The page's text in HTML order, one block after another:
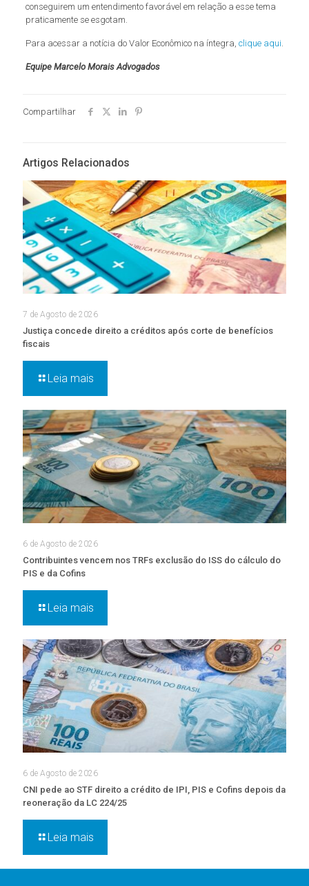
conseguirem um entendimento favorável em relação a esse tema
praticamente se esgotam.
Para acessar a notícia do Valor Econômico na íntegra, clique aqui
Equipe Marcelo Morais Advogados
Compartilhar
Artigos Relacionados
7 de Agosto de 2026
Justiça concede direito a créditos após corte de benefícios
fiscais
Leia mais
6 de Agosto de 2026
Contribuintes vencem nos TRFs exclusão do ISS do cálculo do
PIS e da Cofins
Leia mais
6 de Agosto de 2026
CNI pede ao STF direito a crédito de IPI, PIS e Cofins depois da
reoneração da LC 224/25
Leia mais